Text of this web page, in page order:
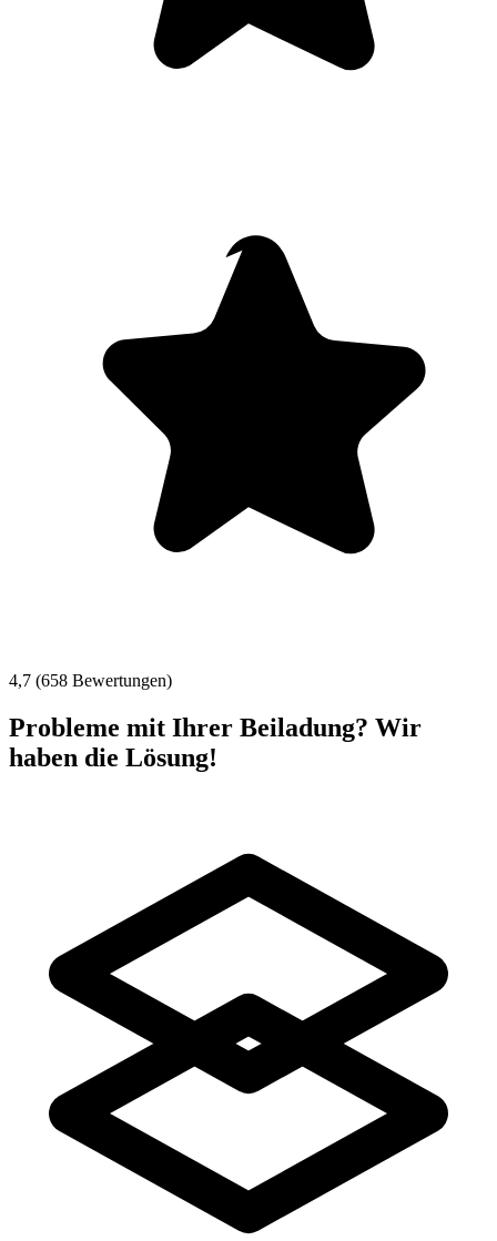
4,7 (658 Bewertungen)
Probleme mit Ihrer Beiladung? Wir
haben die Lösung!